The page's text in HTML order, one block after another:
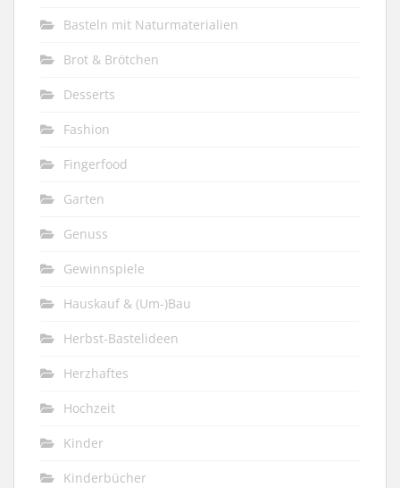
Basteln mit Naturmaterialien
Brot & Brötchen
Desserts
Fashion
Fingerfood
Garten
Genuss
Gewinnspiele
Hauskauf & (Um-)Bau
Herbst-Bastelideen
Herzhaftes
Hochzeit
Kinder
Kinderbücher